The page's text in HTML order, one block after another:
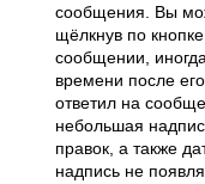
сообщения. Вы
щёлкнув по
сообщении,
времени после
ответил на
небольшая
правок, а также
надпись не